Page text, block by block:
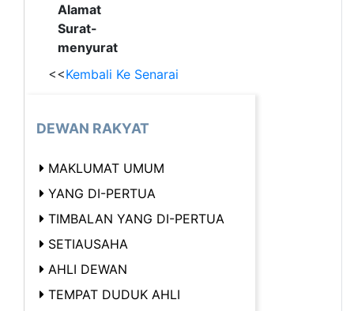
Alamat
Surat-
menyurat
<<Kembali Ke Senarai
DEWAN RAKYAT
MAKLUMAT UMUM
YANG DI-PERTUA
TIMBALAN YANG DI-PERTUA
SETIAUSAHA
AHLI DEWAN
TEMPAT DUDUK AHLI